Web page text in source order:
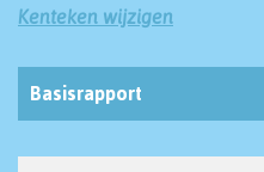
Kenteken wijzigen
Basisrapport